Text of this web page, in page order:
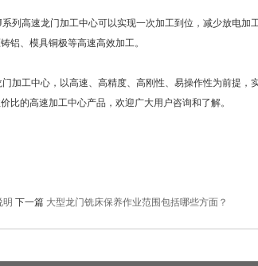
高速龙门加工中心可以实现一次加工到位，减少放电加
铝、模具铜极等高速高效加工。
工中心，以高速、高精度、高刚性、易操作性为前提，
比的高速加工中心产品，欢迎广大用户咨询和了解。
明 下一篇 大型龙门铣床保养作业范围包括哪些方面？